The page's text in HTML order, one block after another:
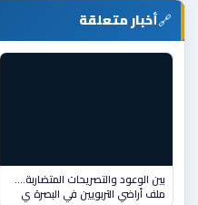
🔗أخبار متعلقة
بين الوعود والتصريحات المتضاربة….
ملف أراضي التربويين في البصرة ي